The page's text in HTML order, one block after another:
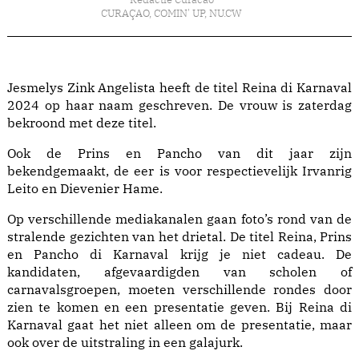
CURAÇAO, COMIN' UP, NU.CW
Jesmelys Zink Angelista heeft de titel Reina di Karnaval
2024 op haar naam geschreven. De vrouw is zaterdag
bekroond met deze titel.
Ook de Prins en Pancho van dit jaar zijn
bekendgemaakt, de eer is voor respectievelijk Irvanrig
Leito en Dievenier Hame.
Op verschillende mediakanalen gaan foto’s rond van de
stralende gezichten van het drietal. De titel Reina, Prins
en Pancho di Karnaval krijg je niet cadeau. De
kandidaten, afgevaardigden van scholen of
carnavalsgroepen, moeten verschillende rondes door
zien te komen en een presentatie geven. Bij Reina di
Karnaval gaat het niet alleen om de presentatie, maar
ook over de uitstraling in een galajurk.